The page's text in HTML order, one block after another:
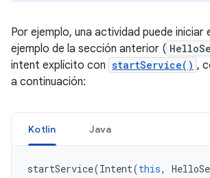
Por ejemplo, una actividad puede iniciar
ejemplo de la sección anterior (
intent explícito con startService() ,
a continuación:
Kotlin Java
startService(Intent(this,